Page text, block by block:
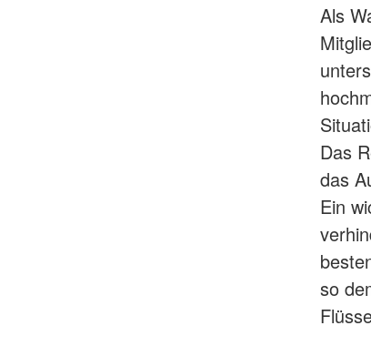
Als
Das
das
Ein
so